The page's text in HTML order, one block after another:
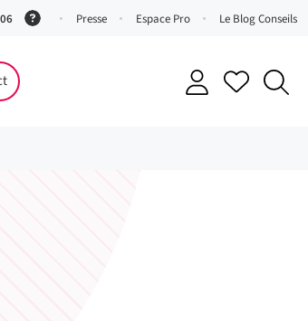
(ServicePresse Espace Pro Le Blog Conseils